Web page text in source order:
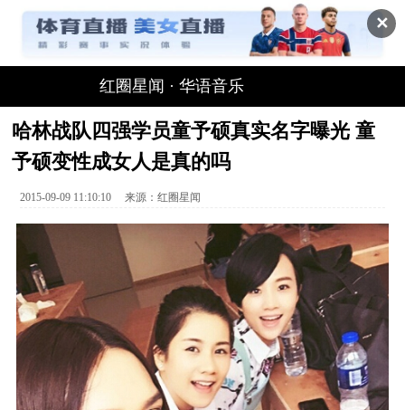
✕
红圈星闻 ·华语音乐
哈林战队四强学员童予硕真实名字曝光 童
予硕变性成女人是真的吗
2015-09-09 11:10:10 来源：红圈星闻